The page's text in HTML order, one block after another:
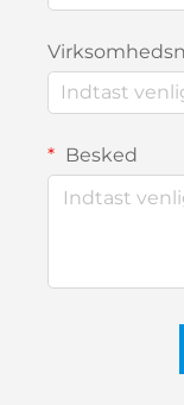
Besked